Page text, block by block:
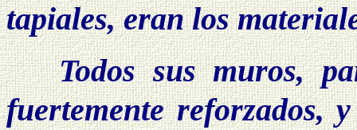
tapiales, eran los
Todos sus muros,
fuertemente reforzados,